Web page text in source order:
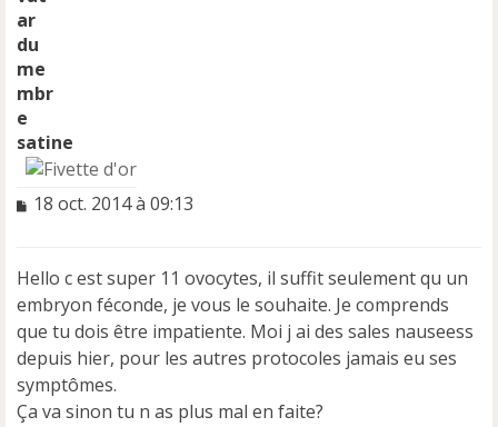
satine
M
a
g
e
n
o
n
l
18 oct. 2014 à 09:13
Hello c est super 11 ovocytes, il suffit seulement qu un
embryon féconde, je vous le souhaite. Je comprends
que tu dois être impatiente. Moi j ai des sales nauseess
depuis hier, pour les autres protocoles jamais eu ses
symptômes.
Ça va sinon tu n as plus mal en faite?